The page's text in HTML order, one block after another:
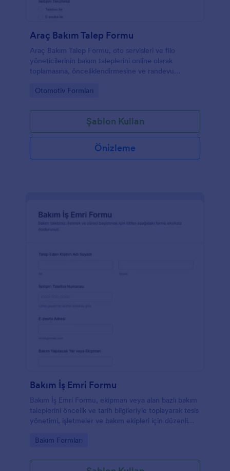
Araç Bakım Talep Formu
Araç Bakım Talep Formu, oto servisleri ve filo
yöneticilerinin bakım taleplerini online olarak
toplamasına, önceliklendirmesine ve randevu
Go to Category:
Otomotiv Formları
Şablon Kullan
Önizleme
Bakım İş Emri Formu
Bakım İş Emri Formu, ekipman veya alan bazlı bakım
taleplerini öncelik ve tarih bilgileriyle toplayarak tesis
yönetimi, işletmeler ve bakım ekipleri için düzenli
Go to Category:
Bakım Formları